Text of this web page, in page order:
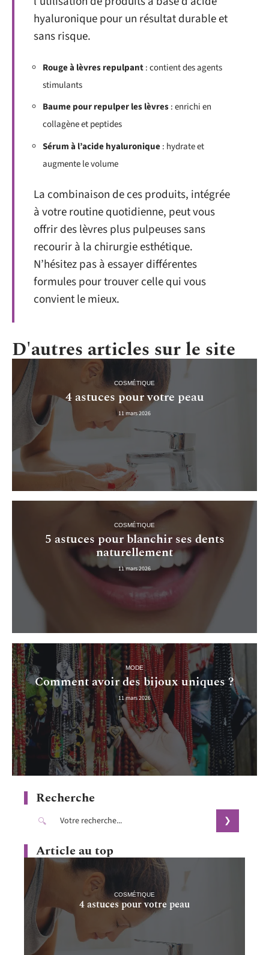
hyaluronique pour un résultat durable et
sans risque.
Rouge à lèvres repulpant: contient des agents
stimulants
Baume pour repulper les lèvres: enrichi en
collagène et peptides
Sérum à l’acide hyaluronique: hydrate et
augmente le volume
La combinaison de ces produits, intégrée
à votre routine quotidienne, peut vous
offrir des lèvres plus pulpeuses sans
recourir à la chirurgie esthétique.
N’hésitez pas à essayer différentes
formules pour trouver celle qui vous
convient le mieux.
D'autres articles sur le site
COSMÉTIQUE
4 astuces pour votre peau
11 mars 2026
COSMÉTIQUE
5 astuces pour blanchir ses dents
naturellement
11 mars 2026
MODE
Comment avoir des bijoux uniques ?
11 mars 2026
Recherche
Article au top
COSMÉTIQUE
4 astuces pour votre peau